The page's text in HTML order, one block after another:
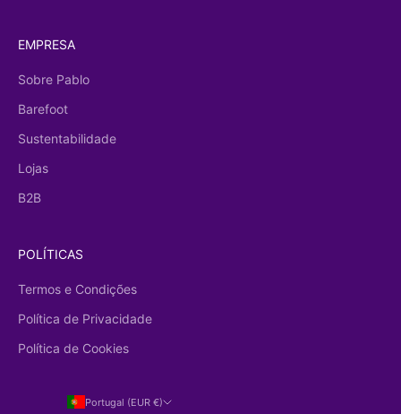
EMPRESA
Sobre Pablo
Barefoot
Sustentabilidade
Lojas
B2B
POLÍTICAS
Termos e Condições
Política de Privacidade
Política de Cookies
Portugal (EUR €)